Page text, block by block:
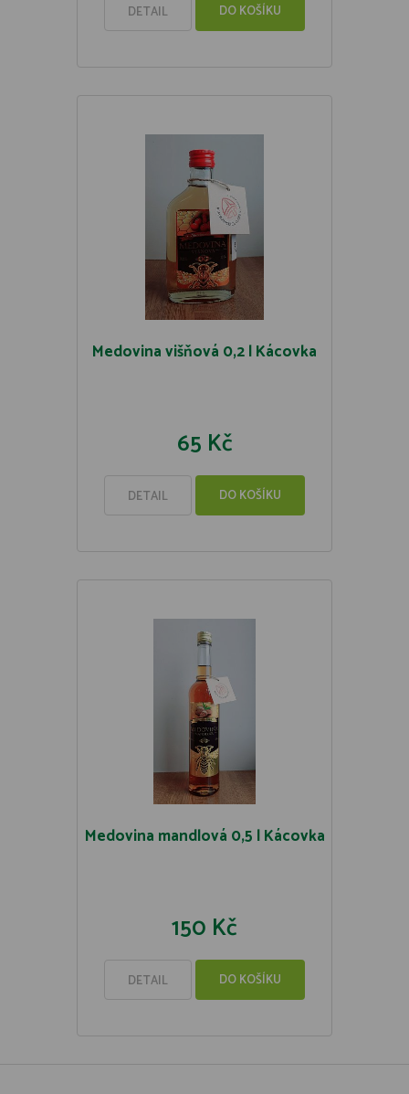
DETAIL DO KOŠÍKU
Medovina višňová 0,2 l Kácovka
65 Kč
DETAIL DO KOŠÍKU
Medovina mandlová 0,5 l Kácovka
150 Kč
DETAIL DO KOŠÍKU